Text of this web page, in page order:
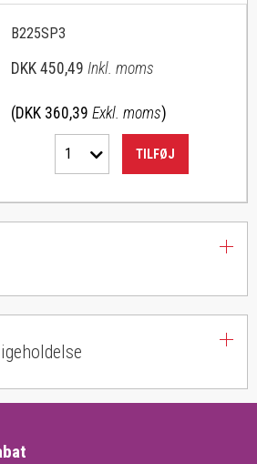
B225SP3
DKK 450,49 Inkl. moms
(DKK 360,39 Exkl. moms)
1 TILFØJ